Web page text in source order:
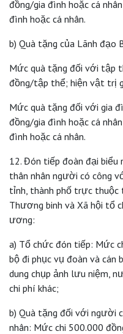
đồng/gia đình hoặc cá
đình hoặc cá nhân.
b) Quà tặng của Lãnh đạo
Mức quà tặng đối với tập
đồng/tập thể; hiện vật trị
Mức quà tặng đối với gia
đồng/gia đình hoặc cá
đình hoặc cá nhân.
12. Đón tiếp đoàn đại biểu
thân nhân người có công
tỉnh, thành phố trực thuộc
Thương binh và Xã hội tổ
ương:
a) Tổ chức đón tiếp: Mức
bộ đi phục vụ đoàn và cán
dung chụp ảnh lưu niệm,
chi phí khác;
b) Quà tặng đối với người
nhân: Mức chi 500.000